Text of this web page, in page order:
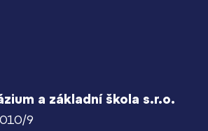
a základní škola s.r.o.
9